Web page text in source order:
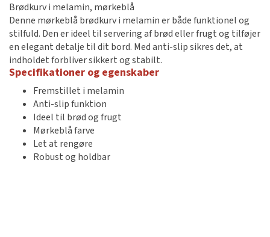
Brødkurv i melamin, mørkeblå
Denne mørkeblå brødkurv i melamin er både funktionel og
stilfuld. Den er ideel til servering af brød eller frugt og tilføjer
en elegant detalje til dit bord. Med anti-slip sikres det, at
indholdet forbliver sikkert og stabilt.
Specifikationer og egenskaber
Fremstillet i melamin
Anti-slip funktion
Ideel til brød og frugt
Mørkeblå farve
Let at rengøre
Robust og holdbar